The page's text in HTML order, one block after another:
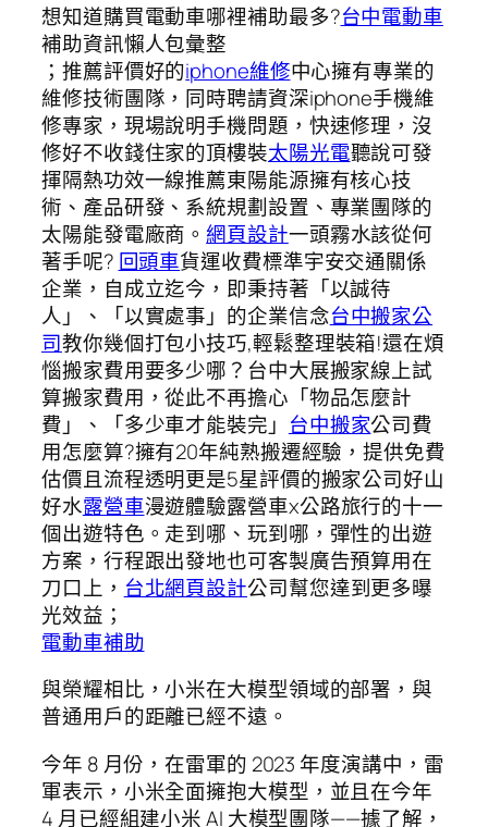
想知道購買電動車哪裡補助最多?台中電動車
補助資訊懶人包彙整
；推薦評價好的iphone維修中心擁有專業的
維修技術團隊，同時聘請資深iphone手機維
修專家，現場說明手機問題，快速修理，沒
修好不收錢住家的頂樓裝太陽光電聽說可發
揮隔熱功效一線推薦東陽能源擁有核心技
術、產品研發、系統規劃設置、專業團隊的
太陽能發電廠商。網頁設計一頭霧水該從何
著手呢? 回頭車貨運收費標準宇安交通關係
企業，自成立迄今，即秉持著「以誠待
人」、「以實處事」的企業信念台中搬家公
司教你幾個打包小技巧,輕鬆整理裝箱!還在煩
惱搬家費用要多少哪？台中大展搬家線上試
算搬家費用，從此不再擔心「物品怎麼計
費」、「多少車才能裝完」 台中搬家公司費
用怎麼算?擁有20年純熟搬遷經驗，提供免費
估價且流程透明更是5星評價的搬家公司好山
好水露營車漫遊體驗露營車x公路旅行的十一
個出遊特色。走到哪、玩到哪，彈性的出遊
方案，行程跟出發地也可客製廣告預算用在
刀口上， 台北網頁設計公司幫您達到更多曝
光效益；
電動車補助
與榮耀相比，小米在大模型領域的部署，與
普通用戶的距離已經不遠。
今年 8 月份，在雷軍的 2023 年度演講中，雷
軍表示，小米全面擁抱大模型，並且在今年
4 月已經組建小米 AI 大模型團隊——據了解，